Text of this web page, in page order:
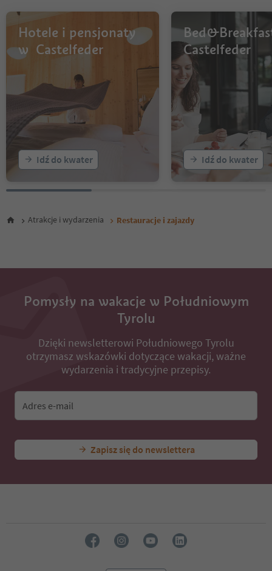
Hotele i pensjonaty
w Castelfeder
Idź do kwater
Castelfeder
Idź do kwater
Atrakcje i wydarzenia Restauracje i zajazdy
Pomysły na wakacje w Południowym
Tyrolu
Dzięki newsletterowi Południowego Tyrolu
otrzymasz wskazówki dotyczące wakacji, ważne
wydarzenia i tradycyjne przepisy.
Adres e-mail
Zapisz się do newslettera